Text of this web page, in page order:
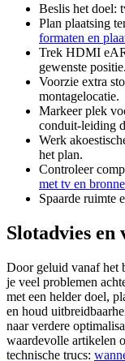
Beslis het doel:
Plan plaatsing
formaten en
Trek HDMI
gewenste positie.
Voorzie extra
montagelocatie.
Markeer plek
conduit-leiding
Werk
het plan.
Controleer
met tv en
Spaarde ruimte
Slotadvies en
Door geluid vanaf het
je veel problemen
met een helder doel,
en houd
naar verdere
waardevolle artikelen
technische trucs: